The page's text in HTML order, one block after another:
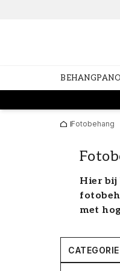
BEHANG
Fotobehang
Hier bij
met
geven
CATEGORIE